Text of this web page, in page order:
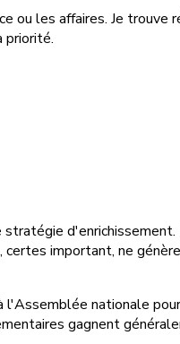
ou les affaires. Je trouve
priorité.
important, ne
l'Assemblée nationale
gagnent